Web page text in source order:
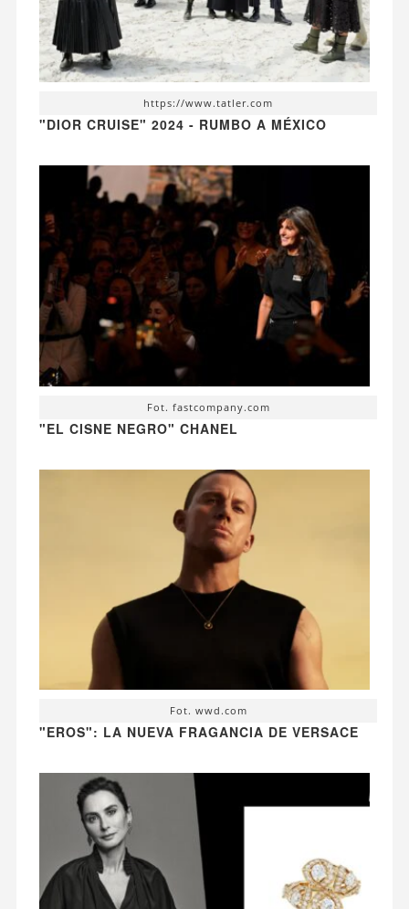
https://www.tatler.com
"DIOR CRUISE" 2024 - RUMBO A MÉXICO
Fot. fastcompany.com
"EL CISNE NEGRO" CHANEL
Fot. wwd.com
"EROS": LA NUEVA FRAGANCIA DE VERSACE